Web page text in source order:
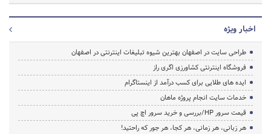
اخبار ویژه
طراحی سایت در اصفهان بهترین شیوه تبلیغات اینترنتی در اصفهان
فروشگاه اینترنتی کشاورزی اگری راز
ایده های طلایی برای کسب درآمد از اینستاگرام
خدمات سایت انجام پروژه ماهان
قیمت سرور HP/بررسی و خرید سرور اچ پی
هر زبانی، هر زمانی، هر کجا، هر جور که راحتید!